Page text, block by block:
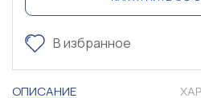
В избранное
ОПИСАНИЕ